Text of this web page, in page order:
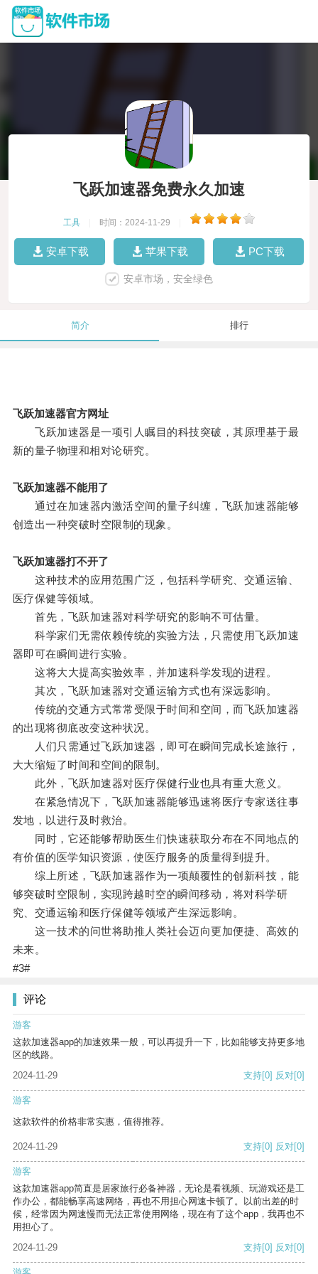
飞跃加速器免费永久加速
工具 时间：2024-11-29
安卓下载 苹果下载 PC下载
安卓市场，安全绿色
简介 排行
飞跃加速器官方网址
飞跃加速器是一项引人瞩目的科技突破，其原理基于最
新的量子物理和相对论研究。
飞跃加速器不能用了
通过在加速器内激活空间的量子纠缠，飞跃加速器能够
创造出一种突破时空限制的现象。
飞跃加速器打不开了
这种技术的应用范围广泛，包括科学研究、交通运输、
医疗保健等领域。
首先，飞跃加速器对科学研究的影响不可估量。
科学家们无需依赖传统的实验方法，只需使用飞跃加速
器即可在瞬间进行实验。
这将大大提高实验效率，并加速科学发现的进程。
其次，飞跃加速器对交通运输方式也有深远影响。
传统的交通方式常常受限于时间和空间，而飞跃加速器
的出现将彻底改变这种状况。
人们只需通过飞跃加速器，即可在瞬间完成长途旅行，
大大缩短了时间和空间的限制。
此外，飞跃加速器对医疗保健行业也具有重大意义。
在紧急情况下，飞跃加速器能够迅速将医疗专家送往事
发地，以进行及时救治。
同时，它还能够帮助医生们快速获取分布在不同地点的
有价值的医学知识资源，使医疗服务的质量得到提升。
综上所述，飞跃加速器作为一项颠覆性的创新科技，能
够突破时空限制，实现跨越时空的瞬间移动，将对科学研
究、交通运输和医疗保健等领域产生深远影响。
这一技术的问世将助推人类社会迈向更加便捷、高效的
未来。
#3#
评论
游客
这款加速器app的加速效果一般，可以再提升一下，比如能够支持更多地
区的线路。
2024-11-29
支持[0] 反对[0]
游客
这款软件的价格非常实惠，值得推荐。
2024-11-29 支持[0] 反对[0]
游客
这款加速器app简直是居家旅行必备神器，无论是看视频、玩游戏还是工
作办公，都能畅享高速网络，再也不用担心网速卡顿了。以前出差的时
候，经常因为网速慢而无法正常使用网络，现在有了这个app，我再也不
用担心了。
2024-11-29
支持[0] 反对[0]